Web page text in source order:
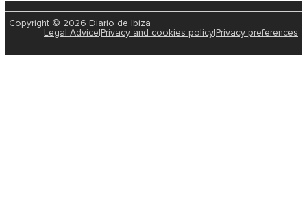
Copyright © 2026 Diario de Ibiza
Legal Advice|Privacy and cookies policy|Privacy preferences